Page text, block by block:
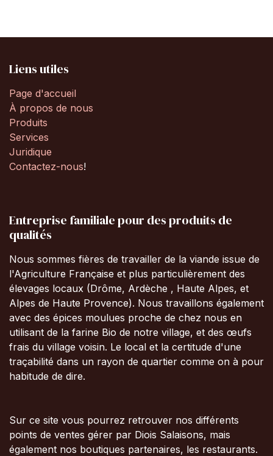
Liens utiles
Page d'accueil
À propos de nous
Produits
Services
Juridique
Contactez-nous!
Entreprise familiale pour des produits de
qualités
Nous sommes fières de travailler de la viande issue de
l'Agriculture Française et plus particulièrement des
élevages locaux (Drôme, Ardèche , Haute Alpes, et
Alpes de Haute Provence). Nous travaillons également
avec des épices moulues proche de chez nous en
utilisant de la farine Bio de notre village, et des œufs
frais du village voisin. Le local et la certitude d'une
traçabilité dans un rayon de quartier comme on à pour
habitude de dire.
Sur ce site vous pourrez retrouver nos différents
points de ventes gérer par Diois Salaisons, mais
également nos boutiques partenaires, les restaurants.